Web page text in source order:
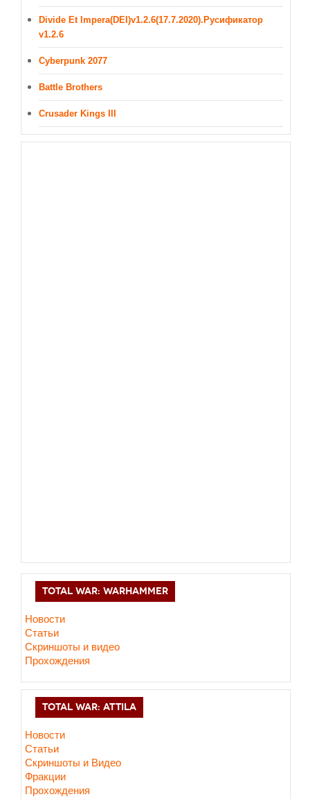
Divide Et Impera(DEI)v1.2.6(17.7.2020).Русификатор
v1.2.6
Cyberpunk 2077
Battle Brothers
Crusader Kings III
TOTAL WAR: WARHAMMER
Новости
Статьи
Скриншоты и видео
Прохождения
TOTAL WAR: ATTILA
Новости
Статьи
Скриншоты и Видео
Фракции
Прохождения